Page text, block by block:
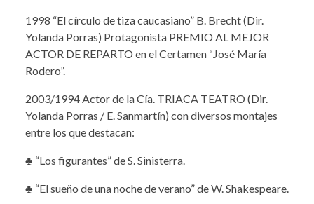
1998 “El círculo de tiza caucasiano” B. Brecht (Dir.
Yolanda Porras) Protagonista PREMIO AL MEJOR
ACTOR DE REPARTO en el Certamen “José María
Rodero”.
2003/1994 Actor de la Cía. TRIACA TEATRO (Dir.
Yolanda Porras / E. Sanmartín) con diversos montajes
entre los que destacan:
♣ “Los figurantes” de S. Sinisterra.
♣ “El sueño de una noche de verano” de W. Shakespeare.